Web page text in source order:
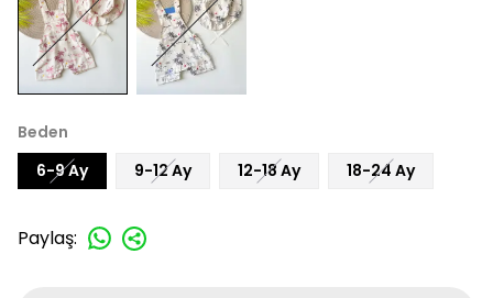
Beden
6-9 Ay
9-12 Ay 12-18 Ay 18-24 Ay
Paylaş: